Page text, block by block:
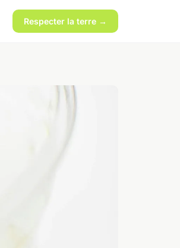
Respecter la terre →